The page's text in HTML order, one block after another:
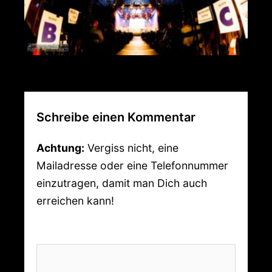
Schreibe einen Kommentar
Achtung: Vergiss nicht, eine
Mailadresse oder eine Telefonnummer
einzutragen, damit man Dich auch
erreichen kann!